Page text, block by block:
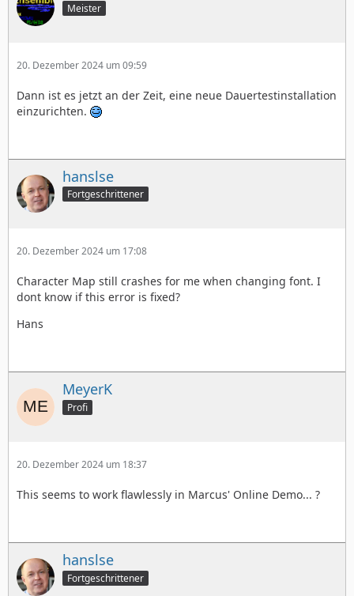
Meister
20. Dezember 2024 um 09:59
Dann ist es jetzt an der Zeit, eine neue Dauertestinstallation
einzurichten.
hanslse
Fortgeschrittener
20. Dezember 2024 um 17:08
Character Map still crashes for me when changing font. I
dont know if this error is fixed?
Hans
MeyerK
Profi
20. Dezember 2024 um 18:37
This seems to work flawlessly in Marcus' Online Demo... ?
hanslse
Fortgeschrittener